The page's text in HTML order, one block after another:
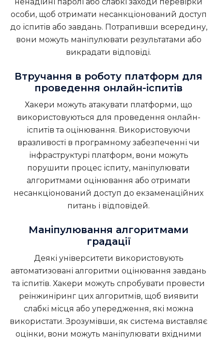
особи, щоб отримати несанкціонований доступ
до іспитів або завдань. Потрапивши всередину,
вони можуть маніпулювати результатами або
викрадати відповіді.
Втручання в роботу платформ для
проведення онлайн-іспитів
Хакери можуть атакувати платформи, що
використовуються для проведення онлайн-
іспитів та оцінювання. Використовуючи
вразливості в програмному забезпеченні чи
інфраструктурі платформ, вони можуть
порушити процес іспиту, маніпулювати
алгоритмами оцінювання або отримати
несанкціонований доступ до екзаменаційних
питань і відповідей.
Маніпулювання алгоритмами
градації
Деякі університети використовують
автоматизовані алгоритми оцінювання завдань
та іспитів. Хакери можуть спробувати провести
реінжиніринг цих алгоритмів, щоб виявити
слабкі місця або упередження, які можна
використати. Зрозумівши, як система виставляє
оцінки, вони можуть маніпулювати вхідними